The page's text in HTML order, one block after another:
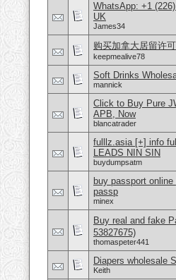
WhatsApp: +1
UK
James34
购买加拿大居留许
keepmealive78
Soft Drinks
mannick
Click to Buy Pure
APB, Now
blancatrader
fulllz.asia [+] info
LEADS NIN SIN
buydumpsatm
buy passport
passp
minex
Buy real and fake
53827675)
thomaspeter441
Diapers wholesale
Keith